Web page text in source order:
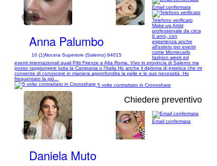
1/18
Anna Palumbo
10 (1)Nocera Superiore (Salerno) 84015
Email confermata
Telefono verificato
Make-up Artist
professionale da circa
8 anni, con
esperienza anche
all’estero per eventi
come Montecarlo
fashion week ed
eventi internazionali quali Pitti Firenze e Alta Roma. Vivo in provincia di Salerno ma
posso raggiungere tutta la Campania o l’Italia Ho anche il diploma di estetica che mi
consente di conoscere in maniera approfondita la pelle e le sue necessità. Ho
frequentato la più...
5 volte contrattato in Cronoshare
1/9
Chiedere preventivo
Daniela Muto
Email confermata